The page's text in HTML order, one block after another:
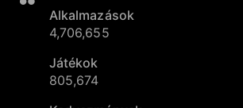
Alkalmazások
4,706,655
Játékok
805,674